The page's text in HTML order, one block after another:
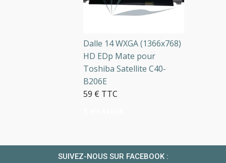
Dalle 14 WXGA (1366x768)
HD EDp Mate pour
Toshiba Satellite C40-
B206E
59 € TTC
SUIVEZ-NOUS SUR FACEBOOK :